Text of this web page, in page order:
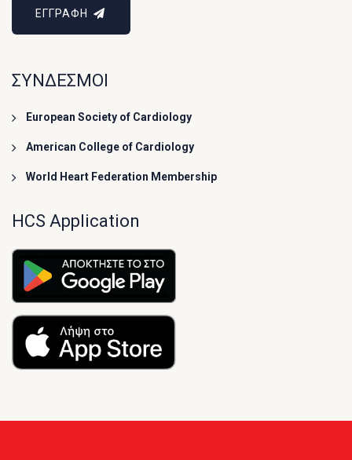
ΕΓΓΡΑΦΗ
ΣΥΝΔΕΣΜΟΙ
European Society of Cardiology
American College of Cardiology
World Heart Federation Membership
HCS Application